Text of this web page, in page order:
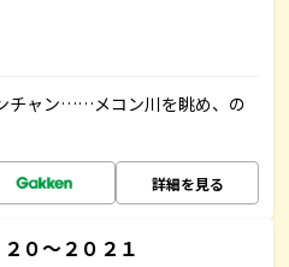
チャン……メコン川を眺め、の
詳細を見る
０～２０２１